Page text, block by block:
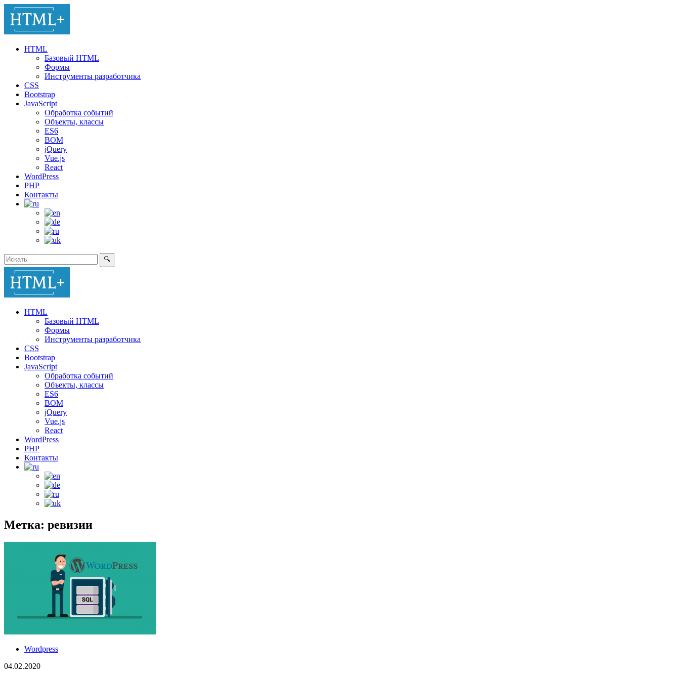
HTML
Базовый HTML
Формы
Инструменты разработчика
CSS
Bootstrap
JavaScript
Обработка событий
Объекты, классы
ES6
BOM
jQuery
Vue.js
React
WordPress
PHP
Контакты
🔍
HTML
Базовый HTML
Формы
Инструменты разработчика
CSS
Bootstrap
JavaScript
Обработка событий
Объекты, классы
ES6
BOM
jQuery
Vue.js
React
WordPress
PHP
Контакты
Метка: ревизии
Wordpress
04.02.2020